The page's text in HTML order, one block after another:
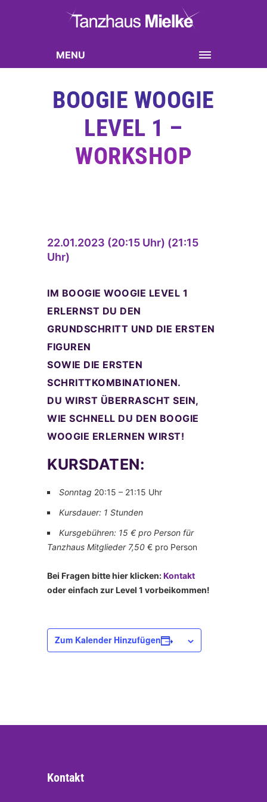
MENU
BOOGIE WOOGIE
LEVEL 1 –
WORKSHOP
22.01.2023 (20:15 Uhr) (21:15
Uhr)
IM BOOGIE WOOGIE LEVEL 1
ERLERNST DU DEN
GRUNDSCHRITT UND DIE ERSTEN
FIGUREN
SOWIE DIE ERSTEN
SCHRITTKOMBINATIONEN.
DU WIRST ÜBERRASCHT SEIN,
WIE SCHNELL DU DEN BOOGIE
WOOGIE ERLERNEN WIRST!
KURSDATEN:
Sonntag 20:15 – 21:15 Uhr
Kursdauer: 1 Stunden
Kursgebühren: 15 € pro Person für
Tanzhaus Mitglieder 7,50 € pro Person
Bei Fragen bitte hier klicken:Kontakt
oder einfach zur Level 1 vorbeikommen!
Zum Kalender Hinzufügen
Kontakt